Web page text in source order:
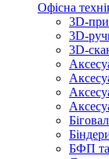
Офісна
3D-
3D-
3D-
БФП